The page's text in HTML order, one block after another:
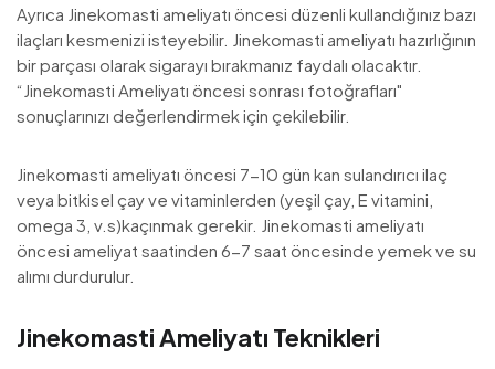
Ayrıca Jinekomasti ameliyatı öncesi düzenli kullandığınız bazı
ilaçları kesmenizi isteyebilir. Jinekomasti ameliyatı hazırlığının
bir parçası olarak sigarayı bırakmanız faydalı olacaktır.
“Jinekomasti Ameliyatı öncesi sonrası fotoğrafları"
sonuçlarınızı değerlendirmek için çekilebilir.
Jinekomasti ameliyatı öncesi 7-10 gün kan sulandırıcı ilaç
veya bitkisel çay ve vitaminlerden (yeşil çay, E vitamini,
omega 3, v.s)kaçınmak gerekir. Jinekomasti ameliyatı
öncesi ameliyat saatinden 6-7 saat öncesinde yemek ve su
alımı durdurulur.
Jinekomasti Ameliyatı Teknikleri